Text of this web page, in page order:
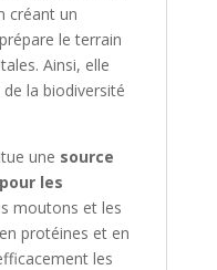
créant un
le terrain
Ainsi, elle
la biodiversité
une source
les
moutons et les
protéines et en
les